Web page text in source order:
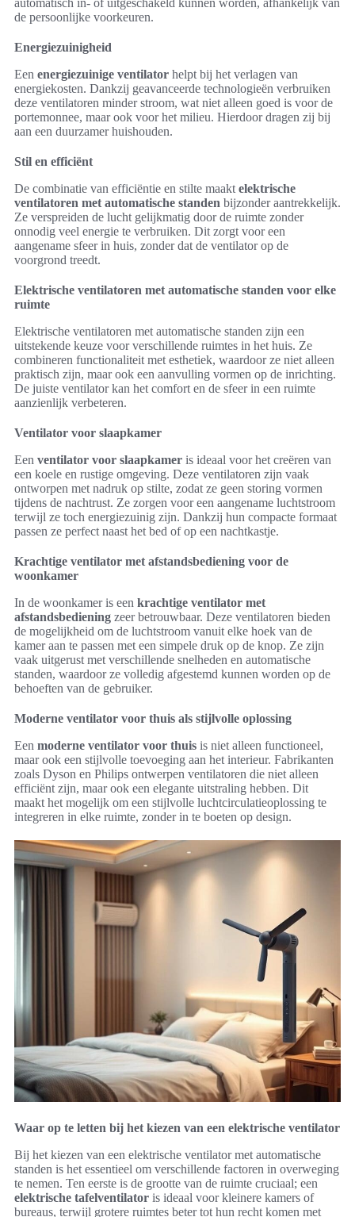
automatisch in- of uitgeschakeld kunnen worden, afhankelijk van
de persoonlijke voorkeuren.
Energiezuinigheid
Een energiezuinige ventilator helpt bij het verlagen van
energiekosten. Dankzij geavanceerde technologieën verbruiken
deze ventilatoren minder stroom, wat niet alleen goed is voor de
portemonnee, maar ook voor het milieu. Hierdoor dragen zij bij
aan een duurzamer huishouden.
Stil en efficiënt
De combinatie van efficiëntie en stilte maakt elektrische
ventilatoren met automatische standen bijzonder aantrekkelijk.
Ze verspreiden de lucht gelijkmatig door de ruimte zonder
onnodig veel energie te verbruiken. Dit zorgt voor een
aangename sfeer in huis, zonder dat de ventilator op de
voorgrond treedt.
Elektrische ventilatoren met automatische standen voor elke
ruimte
Elektrische ventilatoren met automatische standen zijn een
uitstekende keuze voor verschillende ruimtes in het huis. Ze
combineren functionaliteit met esthetiek, waardoor ze niet alleen
praktisch zijn, maar ook een aanvulling vormen op de inrichting.
De juiste ventilator kan het comfort en de sfeer in een ruimte
aanzienlijk verbeteren.
Ventilator voor slaapkamer
Een ventilator voor slaapkamer is ideaal voor het creëren van
een koele en rustige omgeving. Deze ventilatoren zijn vaak
ontworpen met nadruk op stilte, zodat ze geen storing vormen
tijdens de nachtrust. Ze zorgen voor een aangename luchtstroom
terwijl ze toch energiezuinig zijn. Dankzij hun compacte formaat
passen ze perfect naast het bed of op een nachtkastje.
Krachtige ventilator met afstandsbediening voor de
woonkamer
In de woonkamer is een krachtige ventilator met
afstandsbediening zeer betrouwbaar. Deze ventilatoren bieden
de mogelijkheid om de luchtstroom vanuit elke hoek van de
kamer aan te passen met een simpele druk op de knop. Ze zijn
vaak uitgerust met verschillende snelheden en automatische
standen, waardoor ze volledig afgestemd kunnen worden op de
behoeften van de gebruiker.
Moderne ventilator voor thuis als stijlvolle oplossing
Een moderne ventilator voor thuis is niet alleen functioneel,
maar ook een stijlvolle toevoeging aan het interieur. Fabrikanten
zoals Dyson en Philips ontwerpen ventilatoren die niet alleen
efficiënt zijn, maar ook een elegante uitstraling hebben. Dit
maakt het mogelijk om een stijlvolle luchtcirculatieoplossing te
integreren in elke ruimte, zonder in te boeten op design.
Waar op te letten bij het kiezen van een elektrische ventilator
Bij het kiezen van een elektrische ventilator met automatische
standen is het essentieel om verschillende factoren in overweging
te nemen. Ten eerste is de grootte van de ruimte cruciaal; een
elektrische tafelventilator is ideaal voor kleinere kamers of
bureaus, terwijl grotere ruimtes beter tot hun recht komen met